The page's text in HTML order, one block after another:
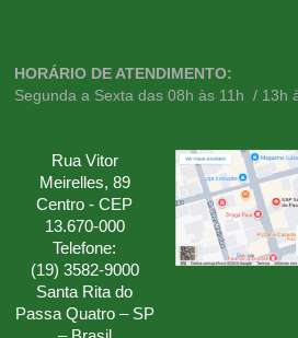
HORÁRIO DE ATENDIMENTO:
Segunda a Sexta das 08h às 11h / 13h
Rua Vitor
Meirelles, 89
Centro - CEP
13.670-000
Telefone:
(19) 3582-9000
Santa Rita do
Passa Quatro – SP